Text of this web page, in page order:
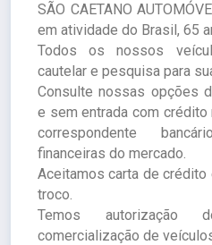
SÃO CAETANO
em atividade do Brasil, 65
Todos os nossos
cautelar e pesquisa para
Consulte nossas opções
e sem entrada com
correspondente
financeiras do mercado.
Aceitamos carta de
troco.
Temos autorização
comercialização de